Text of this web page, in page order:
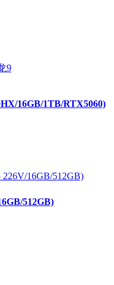
16GB/1TB/RTX5060)
512GB)